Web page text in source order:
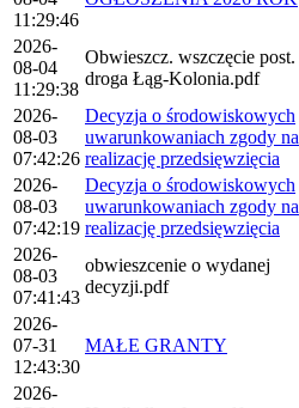
11:29:46
2026-
08-04
11:29:38
Obwieszcz. wszczęcie post.
droga Łąg-Kolonia.pdf
2026-
08-03
07:42:26
Decyzja o środowiskowych
uwarunkowaniach zgody na
realizację przedsięwzięcia
2026-
08-03
07:42:19
Decyzja o środowiskowych
uwarunkowaniach zgody na
realizację przedsięwzięcia
2026-
08-03
07:41:43
obwieszcenie o wydanej
decyzji.pdf
2026-
07-31
12:43:30
MAŁE GRANTY
2026-